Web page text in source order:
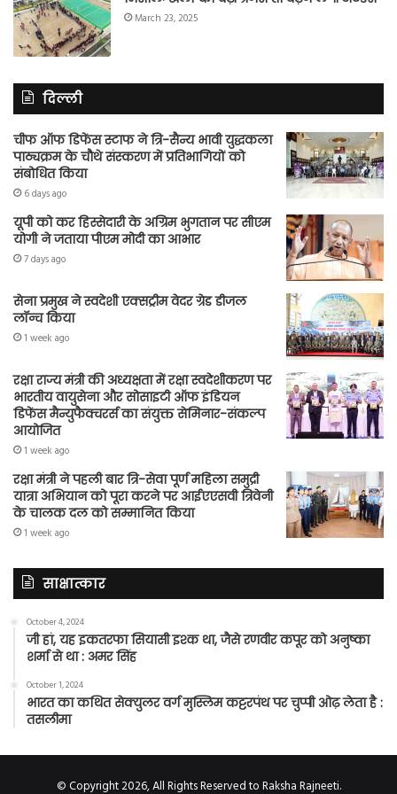
March 23, 2025
दिल्ली
चीफ ऑफ डिफेंस स्टाफ ने त्रि-सैन्य भावी युद्धकला
पाठ्यक्रम के चौथे संस्करण में प्रतिभागियों को
संबोधित किया
6 days ago
यूपी को कर हिस्सेदारी के अग्रिम भुगतान पर सीएम
योगी ने जताया पीएम मोदी का आभार
7 days ago
सेना प्रमुख ने स्वदेशी एक्सट्रीम वेदर ग्रेड डीजल
लॉन्च किया
1 week ago
रक्षा राज्य मंत्री की अध्यक्षता में रक्षा स्वदेशीकरण पर
भारतीय वायुसेना और सोसाइटी ऑफ इंडियन
डिफेंस मैन्युफैक्चरर्स का संयुक्त सेमिनार-संकल्प
आयोजित
1 week ago
रक्षा मंत्री ने पहली बार त्रि-सेवा पूर्ण महिला समुद्री
यात्रा अभियान को पूरा करने पर आईएएसवी त्रिवेनी
के चालक दल को सम्मानित किया
1 week ago
साक्षात्कार
October 4, 2024
जी हां, यह इकतरफा सियासी इश्क था, जैसे रणवीर कपूर को अनुष्का
शर्मा से था : अमर सिंह
October 1, 2024
भारत का कथित सेक्युलर वर्ग मुस्लिम कट्टरपंथ पर चुप्पी ओढ़ लेता है :
तसलीमा
© Copyright 2026, All Rights Reserved to Raksha Rajneeti.